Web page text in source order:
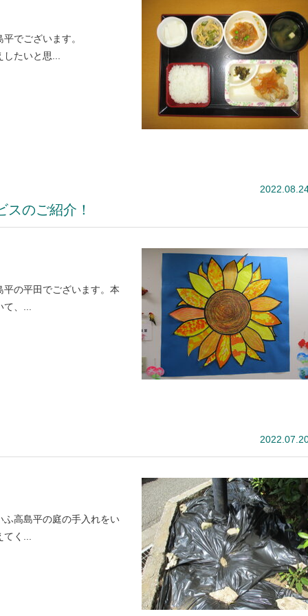
でございます。
したいと思...
のご紹介！
の平田でございます。本
、...
高島平の庭の手入れをい
てく...